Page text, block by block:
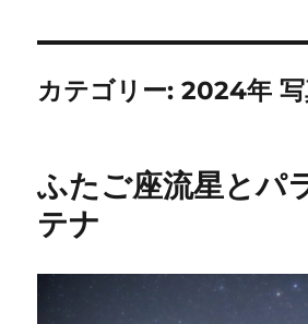
カテゴリー:2024年 写
ふたご座流星とパ
テナ